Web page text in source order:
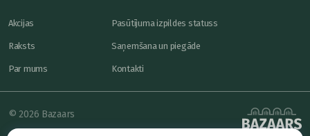
Akcijas
Raksts
Par mums
Pasūtījuma izpildes statuss
Saņemšana un piegāde
Kontakti
© 2026 Bazaars